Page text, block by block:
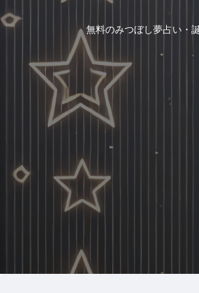
無料のみつぼし夢占い・